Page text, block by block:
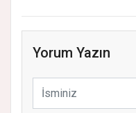
Yorum Yazın